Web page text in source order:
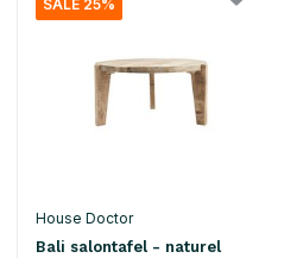
SALE 25%
House Doctor
Bali salontafel - naturel